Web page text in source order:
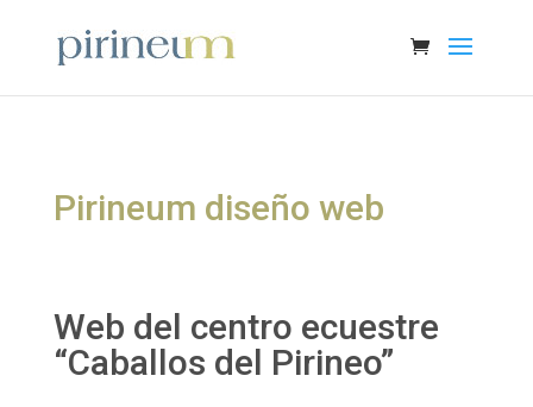
Pirineum diseño web
Web del centro ecuestre
“Caballos del Pirineo”